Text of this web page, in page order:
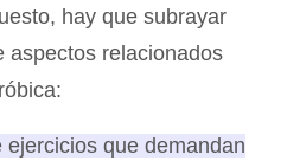
hay que subrayar
aspectos relacionados
que demandan